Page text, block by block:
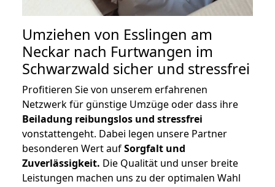
Umziehen von Esslingen am
Neckar nach Furtwangen im
Schwarzwald sicher und stressfrei
Profitieren Sie von unserem erfahrenen
Netzwerk für günstige Umzüge oder dass ihre
Beiladung reibungslos und stressfrei
vonstattengeht. Dabei legen unsere Partner
besonderen Wert aufSorgfalt und
Zuverlässigkeit. Die Qualität und unser breite
Leistungen machen uns zu der optimalen Wahl